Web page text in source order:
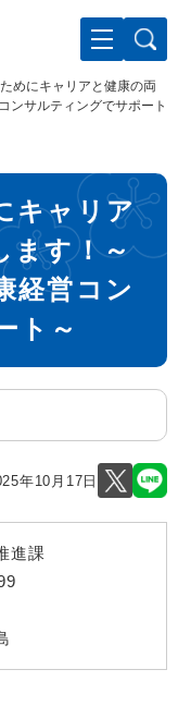
めにキャリアと健康の両
ンサルティングでサポート
キャリア
ます！～
経営コン
ト～
年10月17日
進課